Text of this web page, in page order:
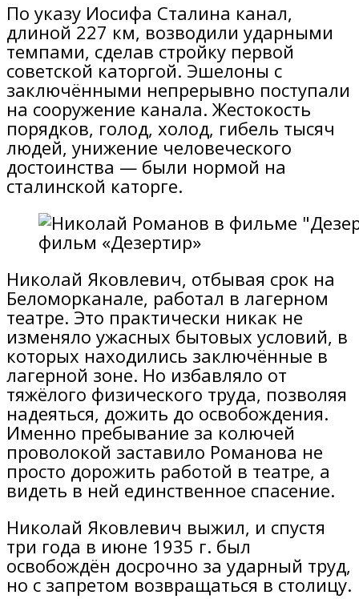
По указу Иосифа Сталина канал,
длиной 227 км, возводили ударными
темпами, сделав стройку первой
советской каторгой. Эшелоны с
заключёнными непрерывно поступали
на сооружение канала. Жестокость
порядков, голод, холод, гибель тысяч
людей, унижение человеческого
достоинства — были нормой на
сталинской каторге.
фильм «Дезертир»
Николай Яковлевич, отбывая срок на
Беломорканале, работал в лагерном
театре. Это практически никак не
изменяло ужасных бытовых условий, в
которых находились заключённые в
лагерной зоне. Но избавляло от
тяжёлого физического труда, позволяя
надеяться, дожить до освобождения.
Именно пребывание за колючей
проволокой заставило Романова не
просто дорожить работой в театре, а
видеть в ней единственное спасение.
Николай Яковлевич выжил, и спустя
три года в июне 1935 г. был
освобождён досрочно за ударный труд,
но с запретом возвращаться в столицу.